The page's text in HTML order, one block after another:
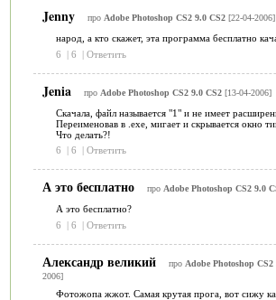
Jenny про Adobe Photoshop CS2 9.0 CS2[22-04-2006]
народ, а кто скажет, эта программа бесплатно
6
| 6 | Ответить
Jenia про Adobe Photoshop CS2 9.0 CS2[13-04-2006]
Скачала, файл называется "1" и не имеет
Переименовав в .exe, мигает и скрывается окно
Что делать?!
6
| 6 | Ответить
А это бесплатно про Adobe Photoshop CS2 9.0
А это бесплатно?
6
| 6 | Ответить
Александр великий про Adobe Photoshop CS2
2006]
Фотожопа жжот. Самая крутая прога, вот сижу